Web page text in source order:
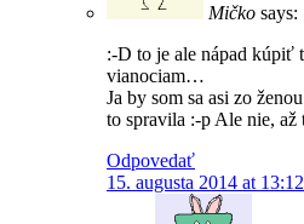
Mičko says:
:-D to je ale nápad kúpiť
vianociam…
Ja by som sa asi zo
to spravila :-p Ale nie,
Odpovedať
15. augusta 2014 at 13:12